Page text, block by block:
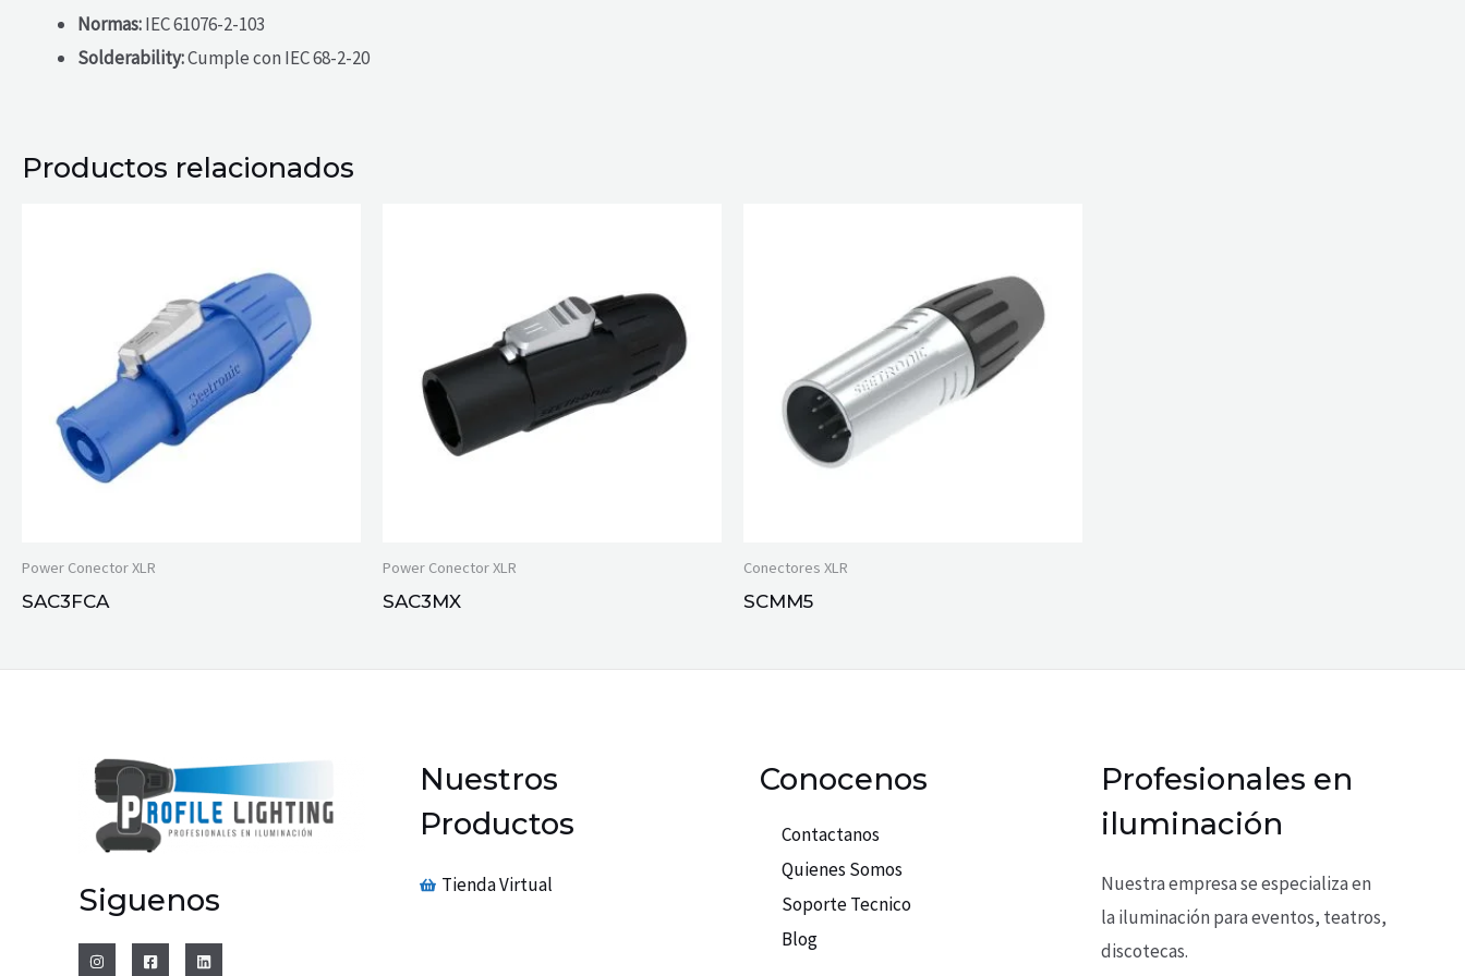
Normas:IEC 61076-2-103
Solderability:Cumple con IEC 68-2-20
Productos relacionados
Power Conector XLR
SAC3FCA
Power Conector XLR
SAC3MX
Conectores XLR
SCMM5
Siguenos
Nuestros
Productos
Tienda Virtual
Conocenos
Contactanos
Quienes Somos
Soporte Tecnico
Blog
Profesionales en
iluminación
Nuestra empresa se especializa en
la iluminación para eventos, teatros,
discotecas.